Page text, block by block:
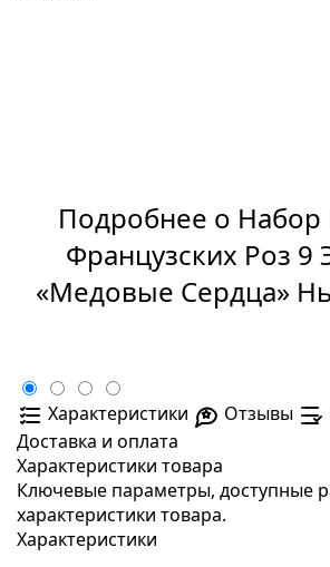
Подробнее о Набор
Французских Роз 9
«Медовые Сердца»
Характеристики Отзывы
Доставка и оплата
Характеристики товара
Ключевые параметры, доступные
характеристики товара.
Характеристики